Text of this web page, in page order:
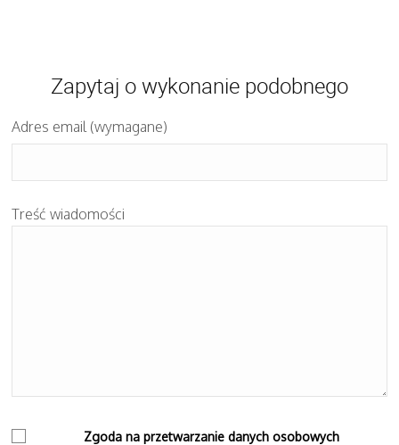
Zapytaj o wykonanie podobnego
Adres email (wymagane)
Treść wiadomości
Zgoda na przetwarzanie danych osobowych